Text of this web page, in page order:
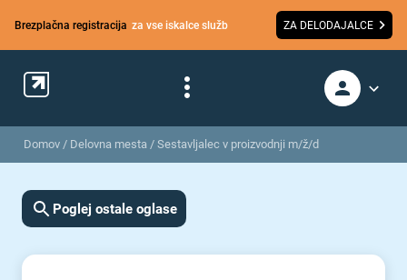
Brezplačna registracija za vse iskalce služb ZA DELODAJALCE
Domov / Delovna mesta / Sestavljalec v proizvodnji m/ž/d
Poglej ostale oglase